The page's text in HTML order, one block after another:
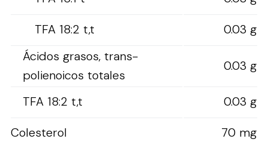
TFA 18:2 t,t
0.03 g
Ácidos grasos, trans-
polienoicos totales
0.03 g
TFA 18:2 t,t
0.03 g
Colesterol
70 mg